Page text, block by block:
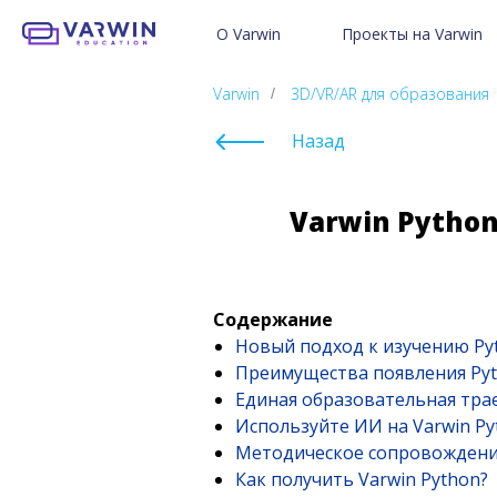
О Varwin Проекты на Varwin
3D/VR в школах и ДО
Педагогам
Отправить свой проект в
Готовые 3D/VR-уроки
Varwin / 3D/VR/AR для образования
Назад
Varwin
Содержание
Новый подход к изучению
Преимущества появления
Единая образовательная
Используйте ИИ на Varwin
Методическое
Как получить Varwin Python?